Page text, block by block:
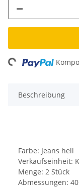
Beschreibung
Farbe: Jeans hell
Verkaufseinheit:
Menge: 2 Stück
Abmessungen: